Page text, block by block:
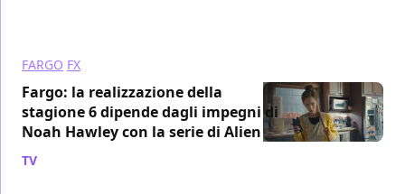
FARGO FX
Fargo: la realizzazione della
stagione 6 dipende dagli impegni di
Noah Hawley con la serie di Alien
TV